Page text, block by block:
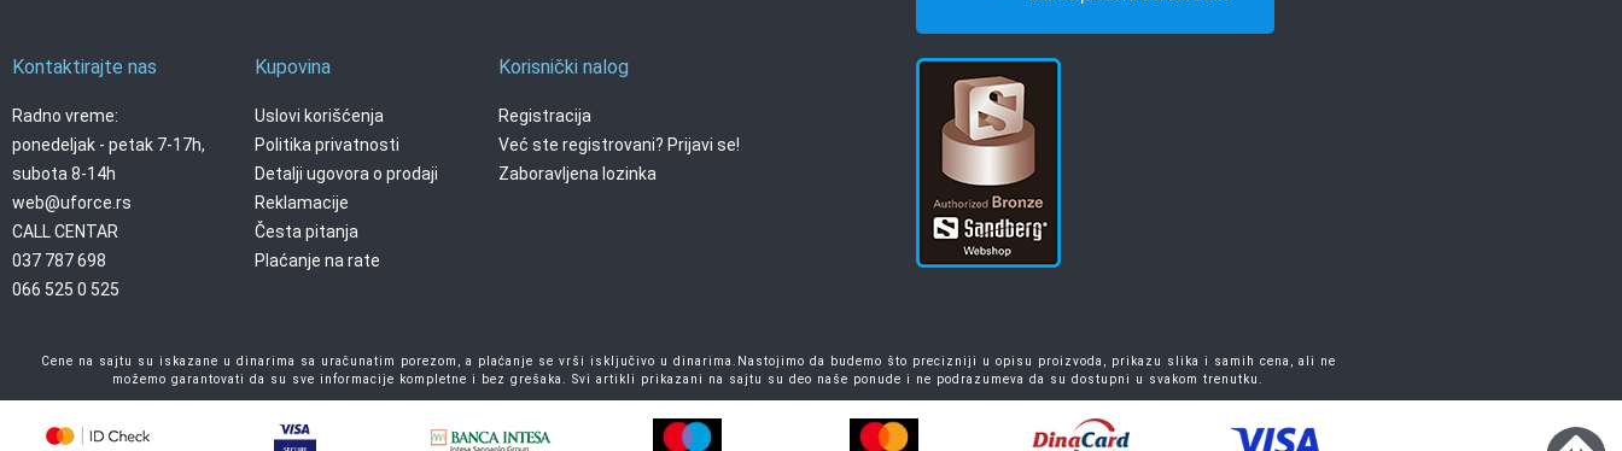
Kontaktirajte nas
Radno vreme:
ponedeljak - petak 7-17h,
subota 8-14h
web@uforce.rs
CALL CENTAR
037 787 698
066 525 0 525
Kupovina
Uslovi korišćenja
Politika privatnosti
Detalji ugovora o prodaji
Reklamacije
Česta pitanja
Plaćanje na rate
Korisnički nalog
Registracija
Već ste registrovani? Prijavi se!
Zaboravljena lozinka
Cene na sajtu su iskazane u dinarima sa uračunatim porezom, a plaćanje se vrši isključivo u dinarima.Nastojimo da budemo što precizniji u opisu proizvoda, prikazu slika i samih cena, ali ne
možemo garantovati da su sve informacije kompletne i bez grešaka. Svi artikli prikazani na sajtu su deo naše ponude i ne podrazumeva da su dostupni u svakom trenutku.